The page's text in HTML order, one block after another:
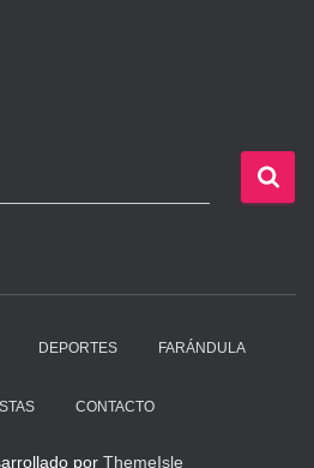
DEPORTES FARÁNDULA
CONTACTO
por ThemeIsle